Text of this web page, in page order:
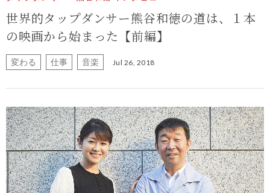
世界的タップダンサー熊谷和徳の道は、１本
の映画から始まった【前編】
変わる 仕事 音楽 Jul 26, 2018